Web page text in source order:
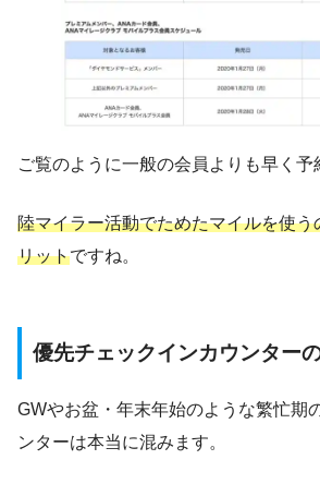
ご覧のように一般の会員よりも早く予
陸マイラー活動でためたマイルを使う
リットですね。
優先チェックインカウンター
GWやお盆・年末年始のような繁忙期
ンターは本当に混みます。